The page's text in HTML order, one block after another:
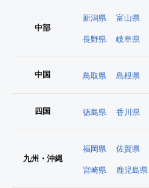
中部
新潟県 富山県
長野県 岐阜県
中国 鳥取県 島根県
四国 徳島県 香川県
九州・沖縄
福岡県 佐賀県
宮崎県 鹿児島県